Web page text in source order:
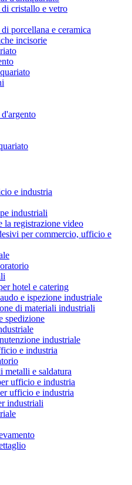
cristallo e vetro
porcellana e ceramica
incisorie
e industria
industriali
la registrazione video
per commercio, ufficio e
hotel e catering
e ispezione industriale
di materiali industriali
spedizione
industriale
e industria
e saldatura
ufficio e industria
ufficio e industria
industriali